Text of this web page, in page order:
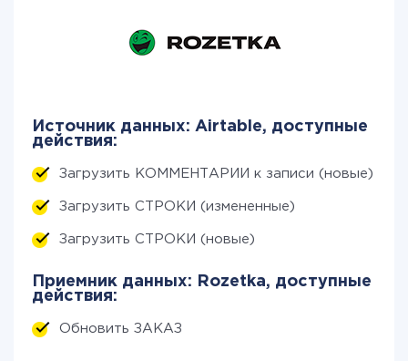
Источник данных: Airtable, доступные
действия:
Загрузить КОММЕНТАРИИ к записи (новые)
Загрузить СТРОКИ (измененные)
Загрузить СТРОКИ (новые)
Приемник данных: Rozetka, доступные
действия:
Обновить ЗАКАЗ